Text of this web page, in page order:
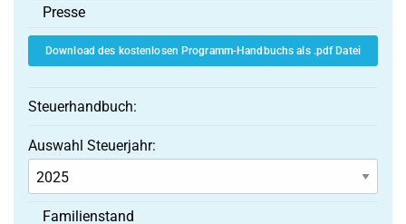
Presse
Download des kostenlosen Programm-Handbuchs als .pdf Datei
Steuerhandbuch:
Auswahl Steuerjahr:
Familienstand